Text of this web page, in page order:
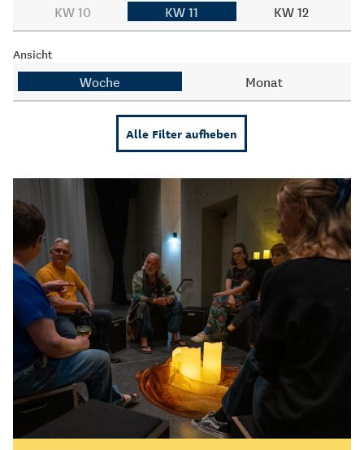
KW 10 KW 11 KW 12
Ansicht
Woche Monat
Alle Filter aufheben